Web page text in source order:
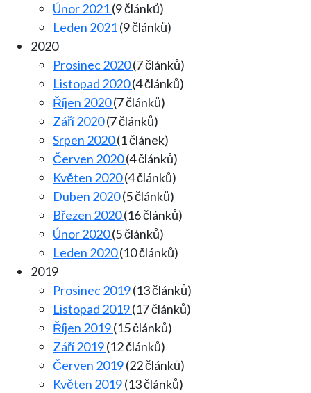
Únor 2021(9 článků)
Leden 2021(9 článků)
2020
Prosinec 2020(7 článků)
Listopad 2020(4 článků)
Říjen 2020(7 článků)
Září 2020(7 článků)
Srpen 2020(1 článek)
Červen 2020(4 článků)
Květen 2020(4 článků)
Duben 2020(5 článků)
Březen 2020(16 článků)
Únor 2020(5 článků)
Leden 2020(10 článků)
2019
Prosinec 2019(13 článků)
Listopad 2019(17 článků)
Říjen 2019(15 článků)
Září 2019(12 článků)
Červen 2019(22 článků)
Květen 2019(13 článků)